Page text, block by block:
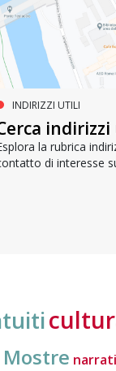
PROGETTI EUROPEI
–
INDIRIZZI UTILI
la rubrica
di interesse
Mostre